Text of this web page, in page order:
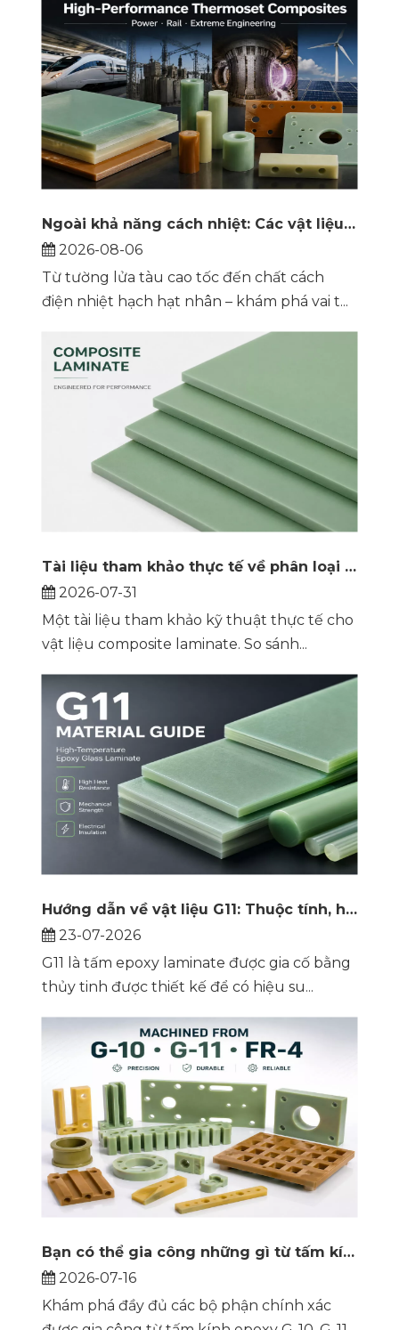
Ngoài khả năng cách nhiệt: Các vật liệu tổng hợp nhiệt rắn hiệu suất cao đang định hình lại đường sắt, năng lượng và kỹ thuật cực đoan như thế nào
2026-08-06
Từ tường lửa tàu cao tốc đến chất cách
điện nhiệt hạch hạt nhân – khám phá vai t...
Tài liệu tham khảo thực tế về phân loại và lựa chọn tấm composite
2026-07-31
Một tài liệu tham khảo kỹ thuật thực tế cho
vật liệu composite laminate. So sánh...
Hướng dẫn về vật liệu G11: Thuộc tính, hiệu suất và thời điểm cần chỉ định loại gỗ dán nhiệt độ cao này
23-07-2026
G11 là tấm epoxy laminate được gia cố bằng
thủy tinh được thiết kế để có hiệu su...
Bạn có thể gia công những gì từ tấm kính Epoxy? Hướng dẫn từng phần về G-10, G-11 và FR-4
2026-07-16
Khám phá đầy đủ các bộ phận chính xác